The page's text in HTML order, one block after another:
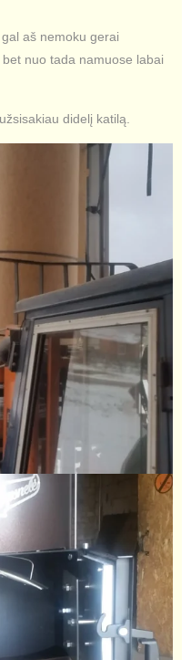
aš nemoku gerai
nuo tada namuose labai
didelį katilą.